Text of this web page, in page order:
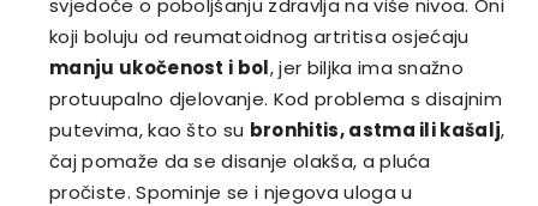
koji boluju od reumatoidnog artritisa osjećaju
manju ukočenost i bol, jer biljka ima snažno
protuupalno djelovanje. Kod problema s disajnim
putevima, kao što su bronhitis, astma ili kašalj,
čaj pomaže da se disanje olakša, a pluća
pročiste. Spominje se i njegova uloga u